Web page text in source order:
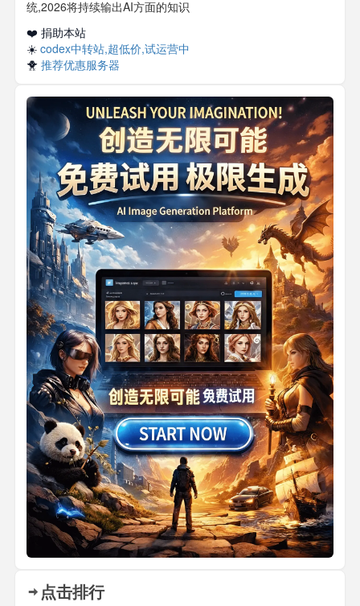
统,2026将持续输出AI方面的知识
❤️ 捐助本站
☀️ codex中转站,超低价,试运营中
🐥 推荐优惠服务器
点击排行